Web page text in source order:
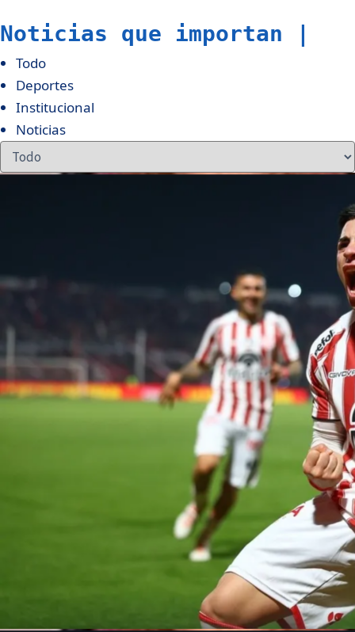
Noticias que importan |
Todo
Deportes
Institucional
Noticias